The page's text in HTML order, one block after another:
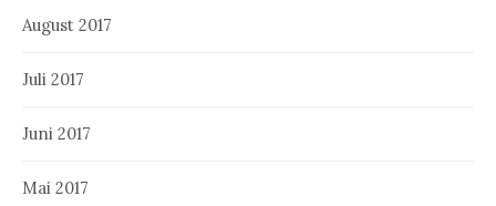
August 2017
Juli 2017
Juni 2017
Mai 2017